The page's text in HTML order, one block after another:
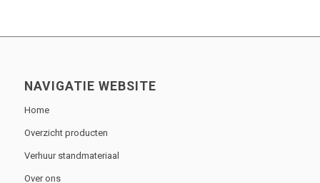
NAVIGATIE WEBSITE
Home
Overzicht producten
Verhuur standmateriaal
Over ons